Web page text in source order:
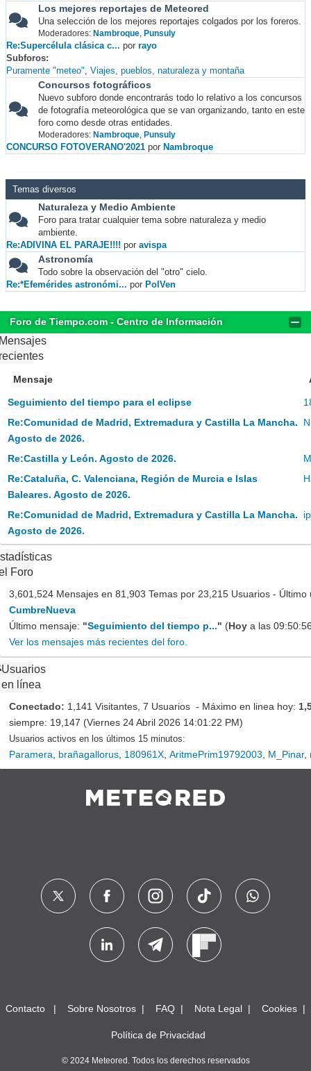
Los mejores reportajes de Meteored
Una selección de los mejores reportajes colgados por los foreros.
Moderadores: Nambroque, Punsuly
Re:Supercélula clásica c... por rayo
Subforos
Puramente "meteo" Viajes, pueblos, naturaleza y montaña
Concursos fotográficos
Nuevo subforo donde encontrarás todo lo relativo a los concursos
de fotografía meteorológica que se van organizando, tanto en este
foro como desde otras entidades.
Moderadores: Nambroque, Punsuly
CONCURSO FOTOVERANO'2021 por Nambroque
Temas diversos
Naturaleza y Medio Ambiente
Foro para tratar cualquier tema sobre naturaleza y medio
ambiente.
Re:ADIVINA EL PARAJE!!!! por avispa
Astronomía
Todo sobre la observación del "otro" cielo.
Re:*Efemérides astronómi... por PolVen
Foro de Tiempo.com - Centro de Información
Mensaje
Seguimiento del tiempo para el eclipse
Re:Comunidad de Madrid, Extremadura y Castilla La Mancha.
Agosto de 2026.
Re:Castilla y León. Agosto de 2026.
Re:Cataluña, C. Valenciana, Región de Murcia e Islas
Baleares. Agosto de 2026.
Re:Comunidad de Madrid, Extremadura y Castilla La Mancha.
Agosto de 2026.
Foro
3,601,524 Mensajes en 81,903 Temas por 23,215 Usuarios - Último
CumbreNueva
Último mensaje: "Seguimiento del tiempo p..." (Hoy a las
Ver los mensajes más recientes del foro.
Usuarios
en línea
Conectado: 1,141 Visitantes, 7 Usuarios - Máximo en linea hoy:
siempre: 19,147 (Viernes 24 Abril 2026 14:01:22 PM)
Usuarios activos en los últimos 15 minutos:
Paramera brañagallorus 180961X AritmePrim19792003 M_Pinar,
Contacto Sobre Nosotros FAQ Nota Legal Cookies
Política de Privacidad
© 2024 Meteored. Todos los derechos reservados